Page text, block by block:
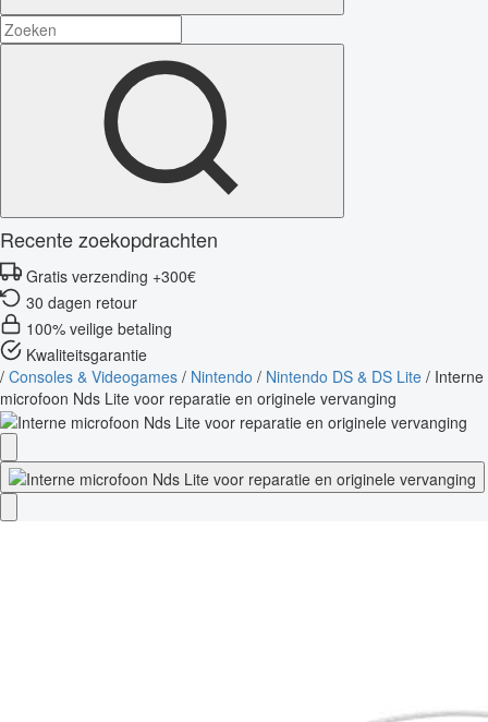
Recente zoekopdrachten
Gratis verzending +300€
30 dagen retour
100% veilige betaling
Kwaliteitsgarantie
/ Consoles & Videogames / Nintendo / Nintendo DS & DS Lite / Interne
microfoon Nds Lite voor reparatie en originele vervanging